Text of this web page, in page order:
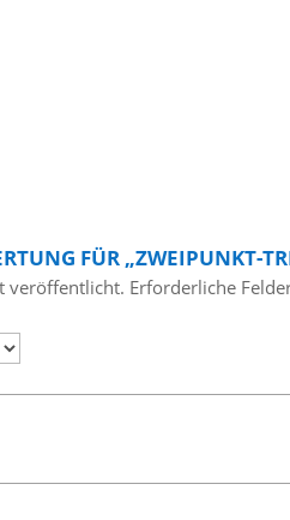
FÜR „ZWEIPUNKT-
veröffentlicht. Erforderliche